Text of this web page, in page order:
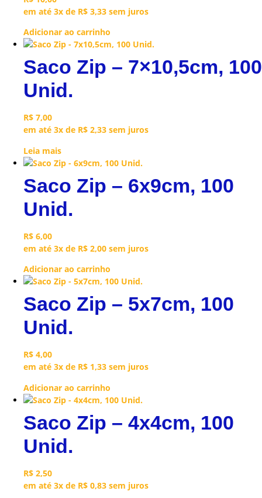
em até 3x de R$ 3,33 sem juros
Adicionar ao carrinho
Saco Zip – 7×10,5cm, 100
Unid.
R$ 7,00
em até 3x de R$ 2,33 sem juros
Leia mais
Saco Zip – 6x9cm, 100
Unid.
R$ 6,00
em até 3x de R$ 2,00 sem juros
Adicionar ao carrinho
Saco Zip – 5x7cm, 100
Unid.
R$ 4,00
em até 3x de R$ 1,33 sem juros
Adicionar ao carrinho
Saco Zip – 4x4cm, 100
Unid.
R$ 2,50
em até 3x de R$ 0,83 sem juros